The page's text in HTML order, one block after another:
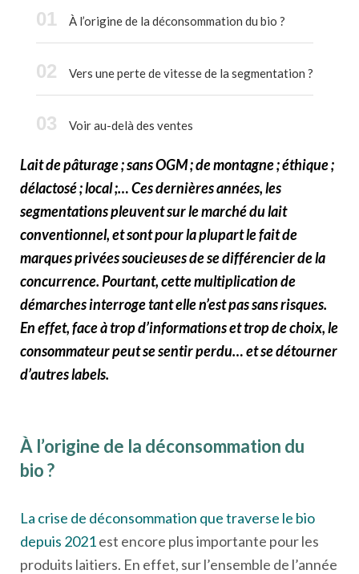
À l’origine de la déconsommation du bio ?
Vers une perte de vitesse de la segmentation ?
Voir au-delà des ventes
Lait de pâturage ; sans OGM ; de montagne ; éthique ;
délactosé ; local ;… Ces dernières années, les
segmentations pleuvent sur le marché du lait
conventionnel, et sont pour la plupart le fait de
marques privées soucieuses de se différencier de la
concurrence. Pourtant, cette multiplication de
démarches interroge tant elle n’est pas sans risques.
En effet, face à trop d’informations et trop de choix, le
consommateur peut se sentir perdu… et se détourner
d’autres labels.
À l’origine de la déconsommation du
bio ?
La crise de déconsommation que traverse le bio
depuis 2021est encore plus importante pour les
produits laitiers. En effet, sur l’ensemble de l’année